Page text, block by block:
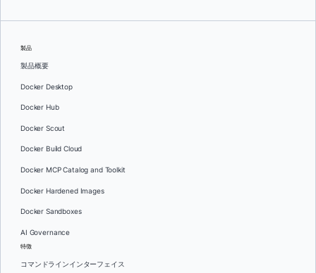
製品
製品概要
Docker Desktop
Docker Hub
Docker Scout
Docker Build Cloud
Docker MCP Catalog and Toolkit
Docker Hardened Images
Docker Sandboxes
AI Governance
特徴
コマンドラインインターフェイス